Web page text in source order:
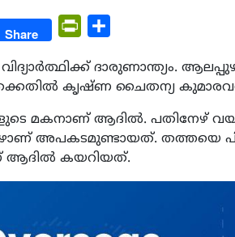
Share PrintFriendly
ദാരുണാന്ത്യം.
കൃഷ്ണ ചൈതന്യ
മകനാണ് ആദില്‍. പതിനേഴ്
അപകടമുണ്ടായത്. തത്തയെ
ആദില്‍ കയറിയത്.